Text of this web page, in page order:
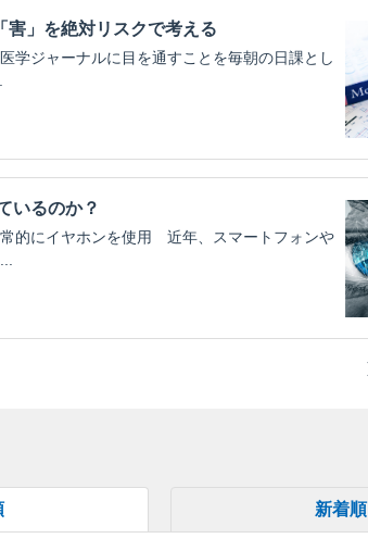
」を絶対リスクで考える
学ジャーナルに目を通すことを毎朝の日課とし
いるのか？
的にイヤホンを使用 近年、スマートフォンや
新着順